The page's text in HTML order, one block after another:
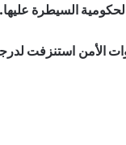
السيطرة عليها.
الأمن استنزفت